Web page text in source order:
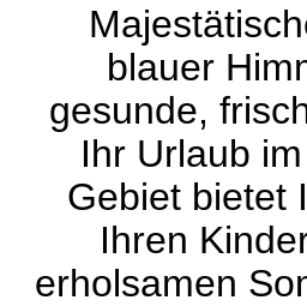
blauer
gesunde,
Ihr Urlaub
Gebiet bietet
Ihren
erholsamen